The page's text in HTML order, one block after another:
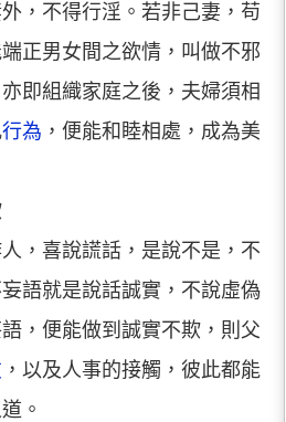
，不得行淫。若非己妻，苟
正男女間之欲情，叫做不邪
即組織家庭之後，夫婦須相
行為 ，便能和睦相處，成為美
，喜說謊話，是說不是，不
語就是說話誠實，不說虛偽
，便能做到誠實不欺，則父
，以及人事的接觸，彼此都能
。